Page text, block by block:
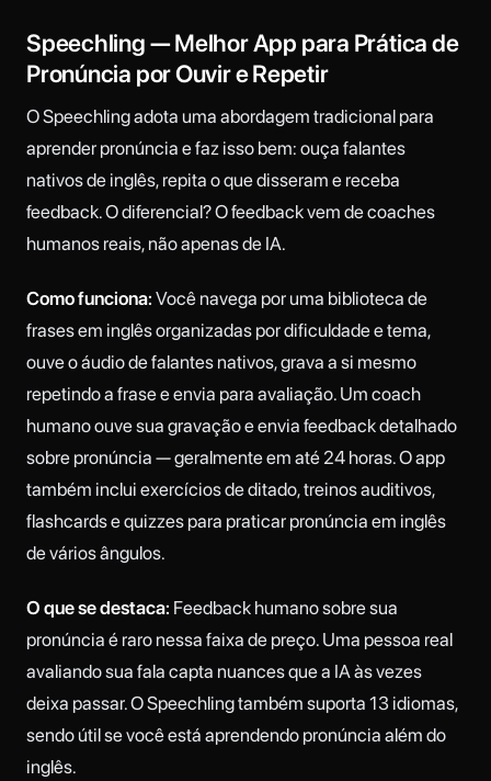
Speechling — Melhor App para Prática de
Pronúncia por Ouvir e Repetir
O Speechling adota uma abordagem tradicional para
aprender pronúncia e faz isso bem: ouça falantes
nativos de inglês, repita o que disseram e receba
feedback. O diferencial? O feedback vem de coaches
humanos reais, não apenas de IA.
Como funciona: Você navega por uma biblioteca de
frases em inglês organizadas por dificuldade e tema,
ouve o áudio de falantes nativos, grava a si mesmo
repetindo a frase e envia para avaliação. Um coach
humano ouve sua gravação e envia feedback detalhado
sobre pronúncia — geralmente em até 24 horas. O app
também inclui exercícios de ditado, treinos auditivos,
flashcards e quizzes para praticar pronúncia em inglês
de vários ângulos.
O que se destaca: Feedback humano sobre sua
pronúncia é raro nessa faixa de preço. Uma pessoa real
avaliando sua fala capta nuances que a IA às vezes
deixa passar. O Speechling também suporta 13 idiomas,
sendo útil se você está aprendendo pronúncia além do
inglês.